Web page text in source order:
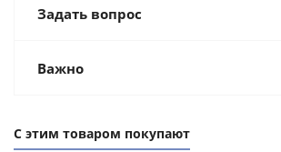
Задать вопрос
Важно
С этим товаром покупают